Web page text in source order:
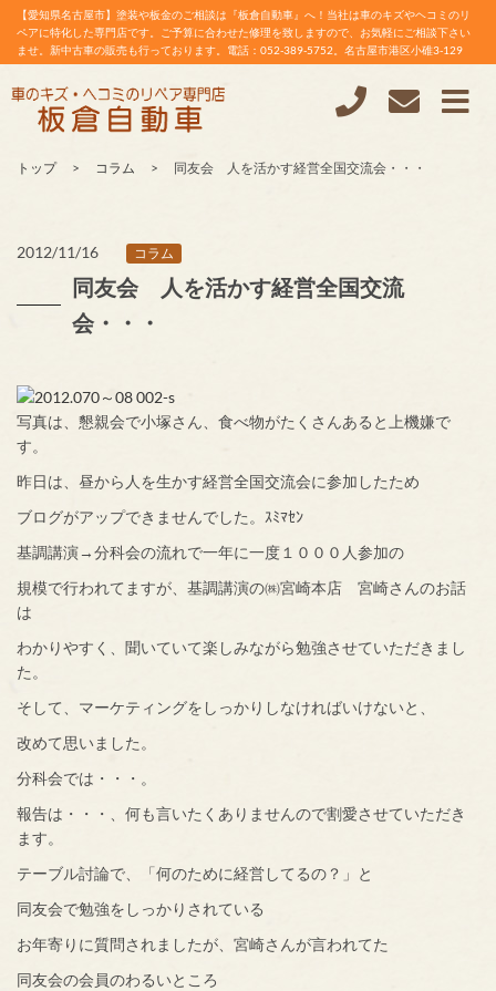
【愛知県名古屋市】塗装や板金のご相談は『板倉自動車』へ！当社は車のキズやヘコミのリ
ペアに特化した専門店です。ご予算に合わせた修理を致しますので、お気軽にご相談下さい
ませ。新中古車の販売も行っております。電話：052-389-5752。名古屋市港区小碓3-129
トップ コラム 同友会 人を活かす経営全国交流会・・・
2012/11/16 コラム
同友会 人を活かす経営全国交流
会・・・
写真は、懇親会で小塚さん、食べ物がたくさんあると上機嫌で
す。
昨日は、昼から人を生かす経営全国交流会に参加したため
ブログがアップできませんでした。ｽﾐﾏｾﾝ
基調講演→分科会の流れで一年に一度１０００人参加の
規模で行われてますが、基調講演の㈱宮崎本店 宮崎さんのお話
は
わかりやすく、聞いていて楽しみながら勉強させていただきまし
た。
そして、マーケティングをしっかりしなければいけないと、
改めて思いました。
分科会では・・・。
報告は・・・、何も言いたくありませんので割愛させていただき
ます。
テーブル討論で、「何のために経営してるの？」と
同友会で勉強をしっかりされている
お年寄りに質問されましたが、宮崎さんが言われてた
同友会の会員のわるいところ